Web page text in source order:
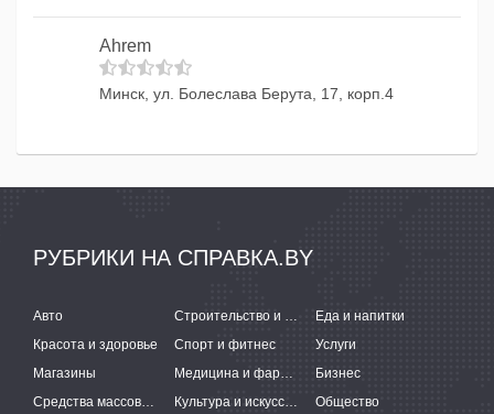
Ahrem
Минск, ул. Болеслава Берута, 17, корп.4
РУБРИКИ НА СПРАВКА.BY
Авто Строительство и ремонт
Еда и напитки
Красота и здоровье
Спорт и фитнес
Услуги
Магазины
Медицина и фармацевтика
Бизнес
Средства массовой информации
Культура и искусство Общество